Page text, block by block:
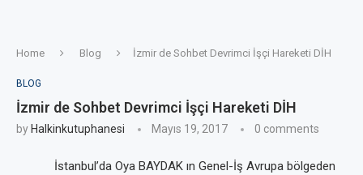
Home Blog İzmir de Sohbet Devrimci İşçi Hareketi DİH
BLOG
İzmir de Sohbet Devrimci İşçi Hareketi DİH
by Halkinkutuphanesi Mayıs 19, 2017 0 comments
İstanbul’da Oya BAYDAK ın Genel-İş Avrupa bölgeden